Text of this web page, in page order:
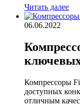
Читать далее
06.06.2022
Компрессоры
доступных
отличным